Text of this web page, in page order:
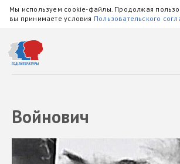
Мы используем cookie-файлы. Продолжая
вы принимаете условия Пользовательского
Войнович